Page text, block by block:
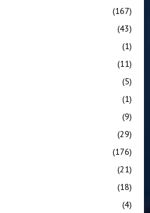
(167)
(43)
(1)
(11)
(5)
(1)
(9)
(29)
(176)
(21)
(18)
(4)